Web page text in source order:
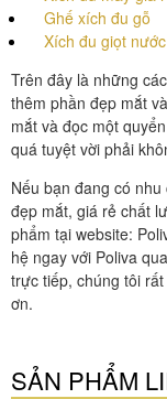
Ghế xích đu gỗ
Xích đu giọt nước
Trên đây là những
thêm phần đẹp mắt
mắt và đọc một
quá tuyệt vời phải
Nếu bạn đang có
đẹp mắt, giá rẻ chất
phẩm tại website:
hệ ngay với Poliva
trực tiếp, chúng tôi
ơn.
SẢN PHẨM